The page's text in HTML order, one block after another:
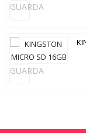
GUARDA
GUARDA